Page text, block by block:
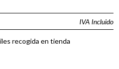
IVA Incluido
recogida en tienda